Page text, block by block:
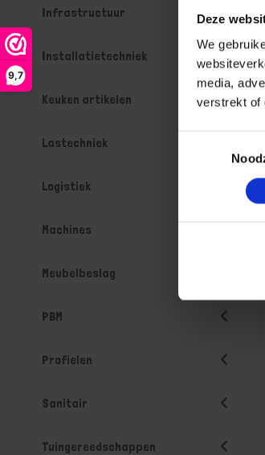
Deze
We
media,
verstrekt of
9,7
Infrastructuur
Installatietechniek
Keuken artikelen
Lastechniek
Logistiek
Machines
Meubelbeslag
PBM
Profielen
Sanitair
Tuingereedschappen